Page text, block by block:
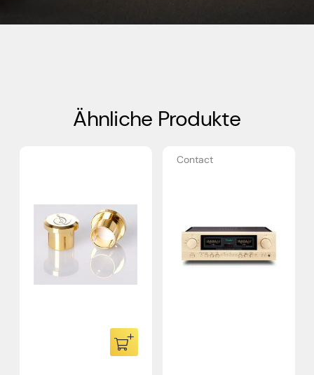
Ähnliche Produkte
Contact